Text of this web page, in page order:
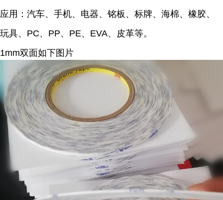
应用：汽车、手机、电器、铭板、标牌、海棉、橡胶、
玩具、PC、PP、PE、EVA、皮革等。
1mm双面如下图片